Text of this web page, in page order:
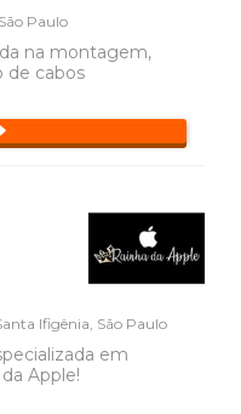
Paulo
na montagem,
de cabos
Ifigênia, São Paulo
em
Apple!